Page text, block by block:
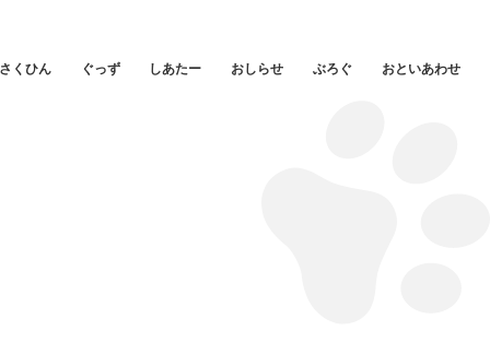
くひん ぐっず しあたー おしらせ ぶろぐ おといあわせ